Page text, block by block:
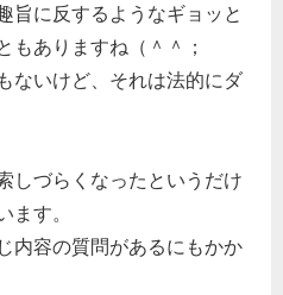
旨に反するようなギョッと
もありますね（＾＾；
ないけど、それは法的にダ
しづらくなったというだけ
ます。
内容の質問があるにもかか